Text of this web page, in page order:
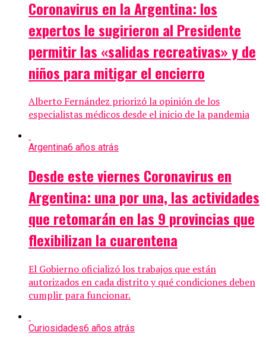
Coronavirus en la Argentina: los
expertos le sugirieron al Presidente
permitir las «salidas recreativas» y de
niños para mitigar el encierro
Alberto Fernández priorizó la opinión de los
especialistas médicos desde el inicio de la pandemia
Argentina6 años atrás
Desde este viernes Coronavirus en
Argentina: una por una, las actividades
que retomarán en las 9 provincias que
flexibilizan la cuarentena
El Gobierno oficializó los trabajos que están
autorizados en cada distrito y qué condiciones deben
cumplir para funcionar.
Curiosidades6 años atrás